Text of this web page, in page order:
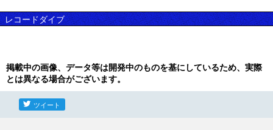
レコードダイブ
掲載中の画像、データ等は開発中のものを基にしているため、実際
とは異なる場合がございます。
ツイート